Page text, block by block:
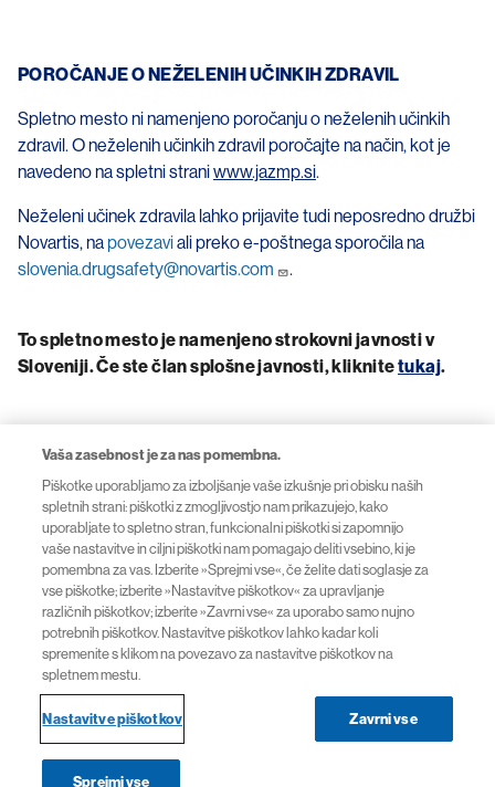
POROČANJE O NEŽELENIH UČINKIH ZDRAVIL
Spletno mesto ni namenjeno poročanju o neželenih učinkih
zdravil. O neželenih učinkih zdravil poročajte na način, kot je
navedeno na spletni straniwww.jazmp.si.
Neželeni učinek zdravila lahko prijavite tudi neposredno družbi
Novartis, napovezaviali preko e-poštnega sporočila na
slovenia.drugsafety@novartis.com
.
To spletno mesto je namenjeno strokovni javnosti v
Sloveniji. Če ste član splošne javnosti, kliknitetukaj.
Politika zasebnosti
Pogoji za uporabo spletnih strani
Nastavitve piškotkov
Kontaktirajte nas
© 2026 Novartis Pharma Services Inc. Podružnica v
Sloveniji
Vaša zasebnost je za nas pomembna.
Piškotke uporabljamo za izboljšanje vaše izkušnje pri obisku naših
spletnih strani: piškotki z zmogljivostjo nam prikazujejo, kako
uporabljate to spletno stran, funkcionalni piškotki si zapomnijo
vaše nastavitve in ciljni piškotki nam pomagajo deliti vsebino, ki je
pomembna za vas. Izberite »Sprejmi vse«, če želite dati soglasje za
vse piškotke; izberite »Nastavitve piškotkov« za upravljanje
različnih piškotkov; izberite »Zavrni vse« za uporabo samo nujno
potrebnih piškotkov. Nastavitve piškotkov lahko kadar koli
spremenite s klikom na povezavo za nastavitve piškotkov na
spletnem mestu.
Nastavitve piškotkov Zavrni vse
Sprejmi vse